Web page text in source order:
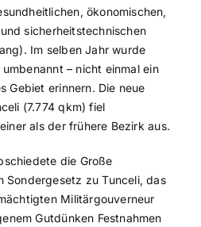
ökonomischen,
sicherheitstechnischen
Im selben Jahr wurde
– nicht einmal ein
Gebiet erinnern. Die neue
(7.774 qkm) fiel
als der frühere Bezirk aus.
die Große
Sondergesetz zu Tunceli, das
Militärgouverneur
Gutdünken Festnahmen